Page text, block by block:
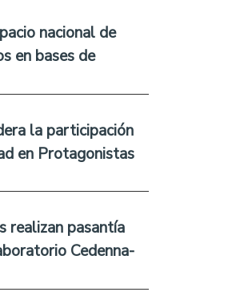
nacional de
en bases de
la participación
en Protagonistas
realizan pasantía
Cedenna-